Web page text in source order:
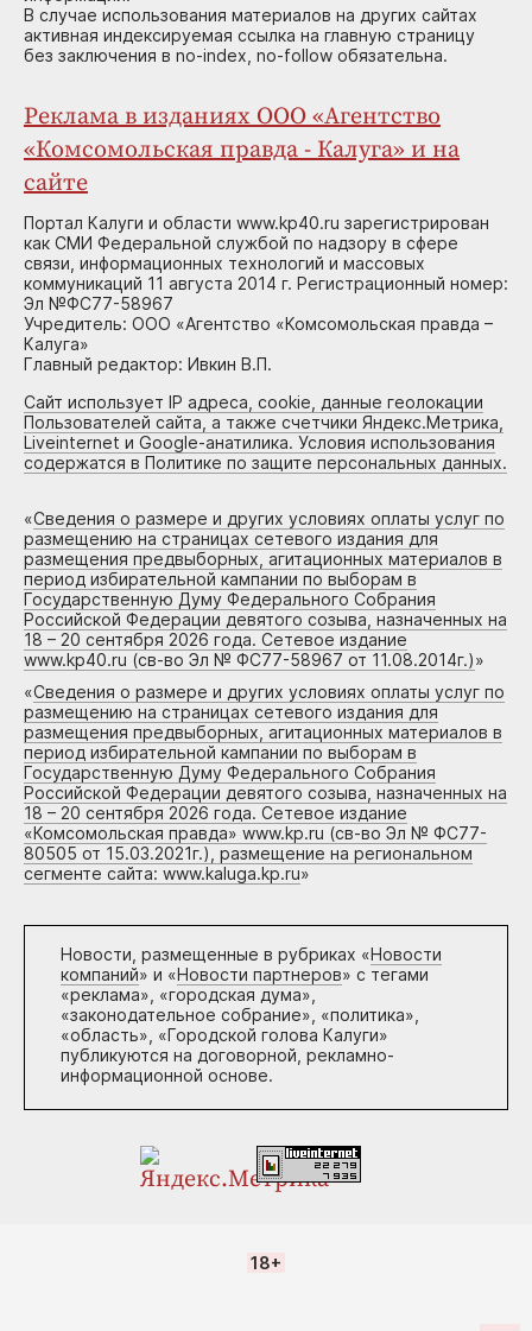
В случае использования материалов на других сайтах
активная индексируемая ссылка на главную страницу
без заключения в no-index, no-follow обязательна.
Реклама в изданиях ООО «Агентство
«Комсомольская правда - Калуга» и на
сайте
Портал Калуги и области www.kp40.ru зарегистрирован
как СМИ Федеральной службой по надзору в сфере
связи, информационных технологий и массовых
коммуникаций 11 августа 2014 г. Регистрационный номер:
Эл №ФС77-58967
Учредитель: ООО «Агентство «Комсомольская правда –
Калуга»
Главный редактор: Ивкин В.П.
Сайт использует IP адреса, cookie, данные геолокации
Пользователей сайта, а также счетчики Яндекс.Метрика,
Liveinternet и Google-анатилика. Условия использования
содержатся в Политике по защите персональных данных.
«Сведения о размере и других условиях оплаты услуг по
размещению на страницах сетевого издания для
размещения предвыборных, агитационных материалов в
период избирательной кампании по выборам в
Государственную Думу Федерального Собрания
Российской Федерации девятого созыва, назначенных на
18 – 20 сентября 2026 года. Сетевое издание
www.kp40.ru (св-во Эл № ФС77-58967 от 11.08.2014г.)»
«Сведения о размере и других условиях оплаты услуг по
размещению на страницах сетевого издания для
размещения предвыборных, агитационных материалов в
период избирательной кампании по выборам в
Государственную Думу Федерального Собрания
Российской Федерации девятого созыва, назначенных на
18 – 20 сентября 2026 года. Сетевое издание
«Комсомольская правда» www.kp.ru (св-во Эл № ФС77-
80505 от 15.03.2021г.), размещение на региональном
сегменте сайта: www.kaluga.kp.ru»
Новости, размещенные в рубриках «Новости
компаний» и «Новости партнеров» с тегами
«реклама», «городская дума»,
«законодательное собрание», «политика»,
«область», «Городской голова Калуги»
публикуются на договорной, рекламно-
информационной основе.
18+